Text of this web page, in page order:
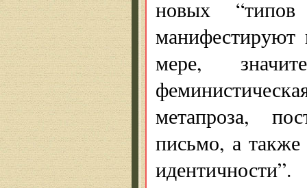
новых
манифестируют
мере,
метапроза,
письмо, а
идентичности”.